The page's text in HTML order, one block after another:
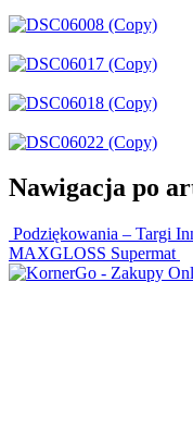
Nawigacja po
Podziękowania – Targi
MAXGLOSS Supermat